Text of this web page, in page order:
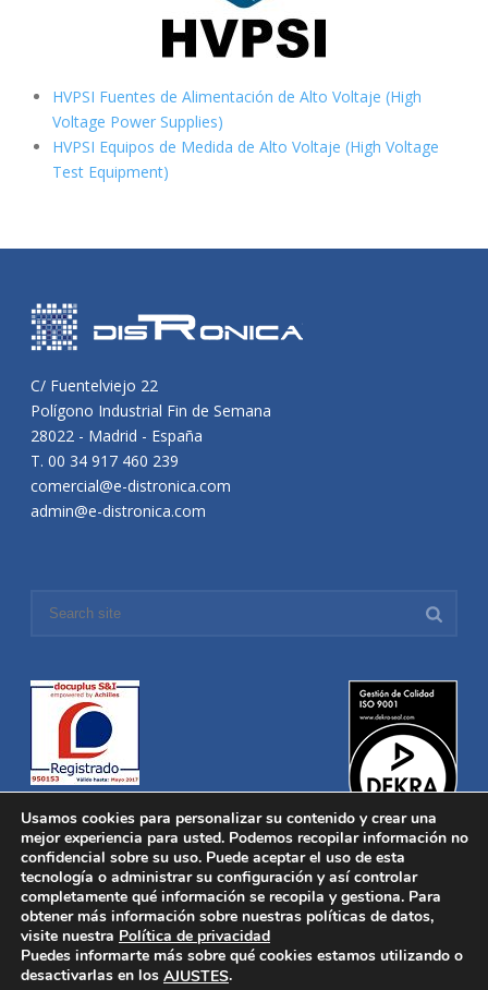
HVPSI Fuentes de Alimentación de Alto Voltaje (High
Voltage Power Supplies)
HVPSI Equipos de Medida de Alto Voltaje (High Voltage
Test Equipment)
C/ Fuentelviejo 22
Polígono Industrial Fin de Semana
28022 - Madrid - España
T. 00 34 917 460 239
comercial@e-distronica.com
admin@e-distronica.com
Distronica © 2016 Todos los derechos reservados.Aviso legal
Política de privacidad|Política de Cookies
Desarrollado porNucleosoft
Inicio
Quiénes Somos
Usamos cookies para personalizar su contenido y crear una
mejor experiencia para usted. Podemos recopilar información no
confidencial sobre su uso. Puede aceptar el uso de esta
tecnología o administrar su configuración y así controlar
completamente qué información se recopila y gestiona. Para
obtener más información sobre nuestras políticas de datos,
visite nuestra Política de privacidad
Puedes informarte más sobre qué cookies estamos utilizando o
desactivarlas en los AJUSTES.